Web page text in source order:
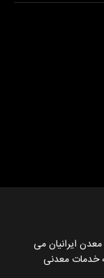
ایرانیان می
خدمات معدنی